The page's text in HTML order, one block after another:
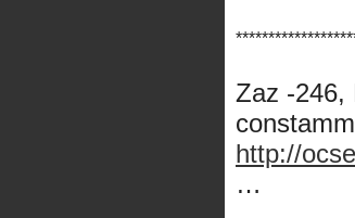
Zaz -246,
http://
…